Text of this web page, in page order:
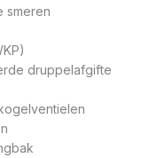
smeren
druppelafgifte